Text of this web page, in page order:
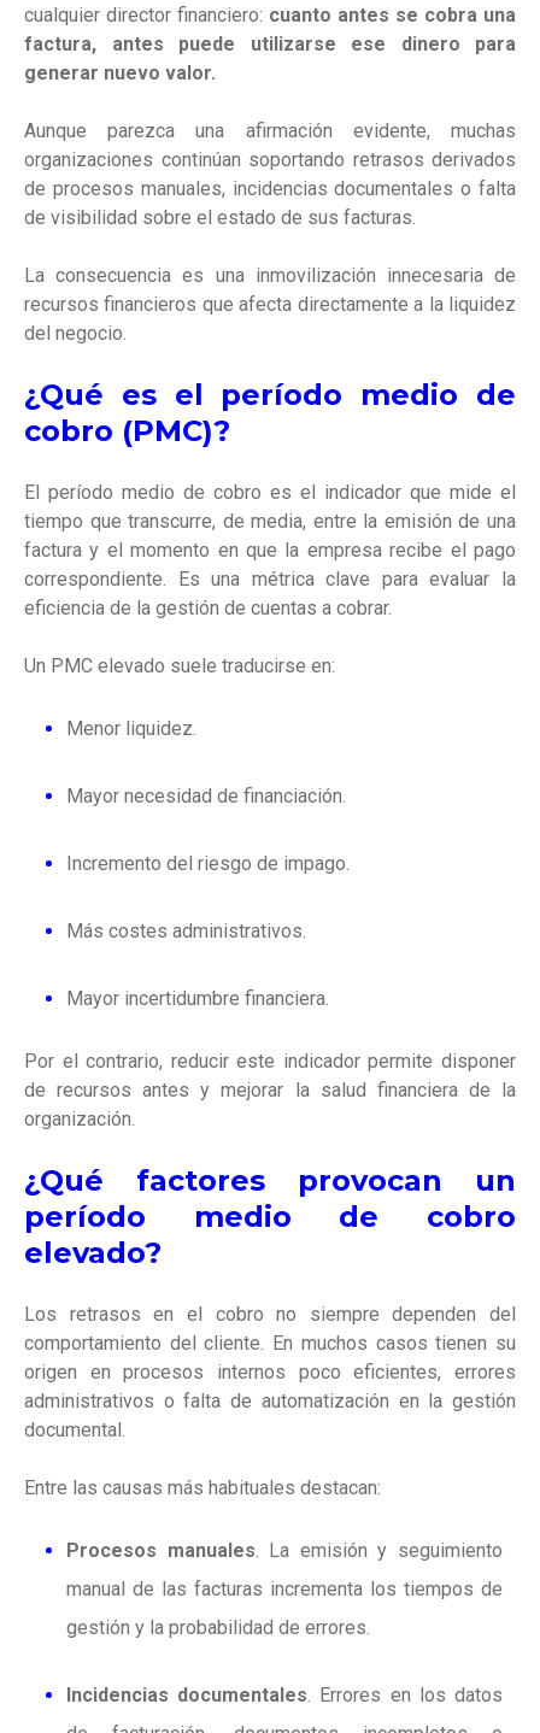
cualquier director financiero: cuanto antes se cobra una
factura, antes puede utilizarse ese dinero para
generar nuevo valor.
Aunque parezca una afirmación evidente, muchas
organizaciones continúan soportando retrasos derivados
de procesos manuales, incidencias documentales o falta
de visibilidad sobre el estado de sus facturas.
La consecuencia es una inmovilización innecesaria de
recursos financieros que afecta directamente a la liquidez
del negocio.
¿Qué es el período medio de
cobro (PMC)?
El período medio de cobro es el indicador que mide el
tiempo que transcurre, de media, entre la emisión de una
factura y el momento en que la empresa recibe el pago
correspondiente. Es una métrica clave para evaluar la
eficiencia de la gestión de cuentas a cobrar.
Un PMC elevado suele traducirse en:
Menor liquidez.
Mayor necesidad de financiación.
Incremento del riesgo de impago.
Más costes administrativos.
Mayor incertidumbre financiera.
Por el contrario, reducir este indicador permite disponer
de recursos antes y mejorar la salud financiera de la
organización.
¿Qué factores provocan un
período medio de cobro
elevado?
Los retrasos en el cobro no siempre dependen del
comportamiento del cliente. En muchos casos tienen su
origen en procesos internos poco eficientes, errores
administrativos o falta de automatización en la gestión
documental.
Entre las causas más habituales destacan:
Procesos manuales.
La emisión y seguimiento
manual de las facturas incrementa los tiempos de
gestión y la probabilidad de errores.
Incidencias documentales. Errores en los datos